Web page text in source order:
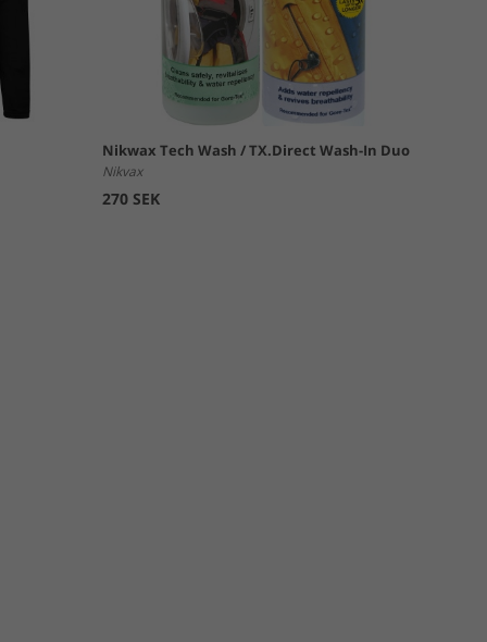
Nikwax Tech Wash / TX.Direct Wash-In Duo
Nikvax
270 SEK